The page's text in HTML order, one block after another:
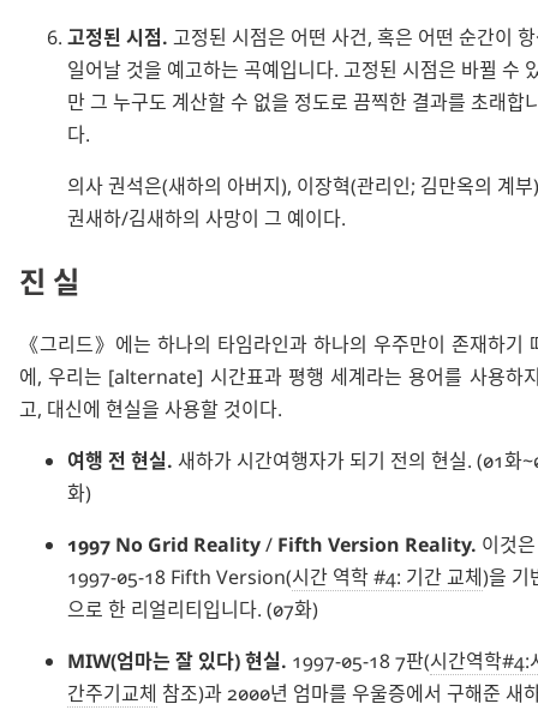
고정된 시점. 고정된 시점은 어떤 사건, 혹은 어떤 순간이
일어날 것을 예고하는 곡예입니다. 고정된 시점은 바뀔 수
만 그 누구도 계산할 수 없을 정도로 끔찍한 결과를 초래합
다.
의사 권석은(새하의 아버지), 이장혁(관리인; 김만옥의 계부
권새하/김새하의 사망이 그 예이다.
진실
그리드
에는 하나의 타임라인과 하나의 우주만이 존재하기
에, 우리는 [alternate] 시간표과 평행 세계라는 용어를 사용하
고, 대신에 현실을 사용할 것이다.
여행 전 현실. 새하가 시간여행자가 되기 전의 현실. (01화
화)
1997 No Grid Reality/ Fifth Version Reality. 이것은
1997-05-18 Fifth Version(시간 역학 #4: 기간 교체)을 기
으로 한 리얼리티입니다. (07화)
MIW(엄마는 잘 있다) 현실. 1997-05-18 7판(시간역학#4:
간주기교체 참조)과 2000년 엄마를 우울증에서 구해준 새